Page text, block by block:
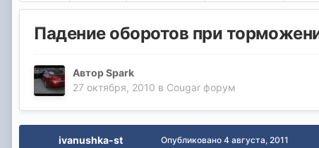
Падение оборотов при
АвторSpark
27 октября, 2010 в Cougar форум
ivanushka-st Опубликовано 4 августа, 2011